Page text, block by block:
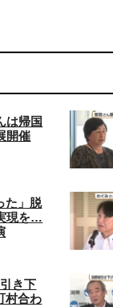
は帰国
開催
た」脱
現を…
き下
村合わ